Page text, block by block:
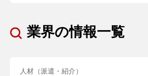
業界の情報一覧
人材（派遣・紹介）